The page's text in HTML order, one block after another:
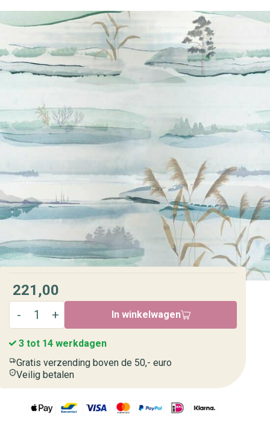
221,00
In winkelwagen
3 tot 14 werkdagen
Gratis verzending boven de 50,- euro
Veilig betalen